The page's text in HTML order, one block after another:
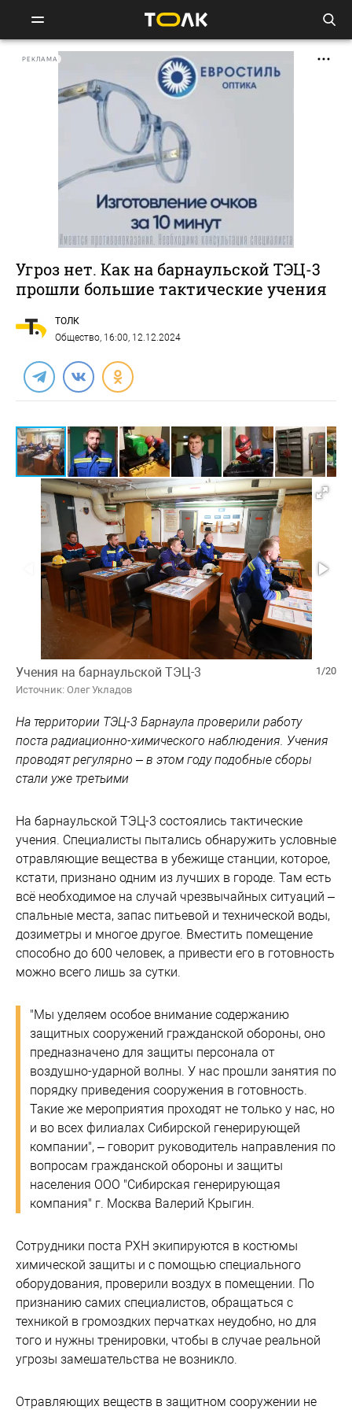
РЕКЛАМА
Угроз нет. Как на барнаульской ТЭЦ-3
прошли большие тактические учения
ТОЛК
Общество, 16:00, 12.12.2024
1/20
Учения на барнаульской ТЭЦ-3
Источник: Олег Укладов
На территории ТЭЦ-3 Барнаула проверили работу
поста радиационно-химического наблюдения. Учения
проводят регулярно – в этом году подобные сборы
стали уже третьими
На барнаульской ТЭЦ-3 состоялись тактические
учения. Специалисты пытались обнаружить условные
отравляющие вещества в убежище станции, которое,
кстати, признано одним из лучших в городе. Там есть
всё необходимое на случай чрезвычайных ситуаций –
спальные места, запас питьевой и технической воды,
дозиметры и многое другое. Вместить помещение
способно до 600 человек, а привести его в готовность
можно всего лишь за сутки.
"Мы уделяем особое внимание содержанию
защитных сооружений гражданской обороны, оно
предназначено для защиты персонала от
воздушно-ударной волны. У нас прошли занятия по
порядку приведения сооружения в готовность.
Такие же мероприятия проходят не только у нас, но
и во всех филиалах Сибирской генерирующей
компании", – говорит руководитель направления по
вопросам гражданской обороны и защиты
населения ООО "Сибирская генерирующая
компания" г. Москва Валерий Крыгин.
Сотрудники поста РХН экипируются в костюмы
химической защиты и с помощью специального
оборудования, проверили воздух в помещении. По
признанию самих специалистов, обращаться с
техникой в громоздких перчатках неудобно, но для
того и нужны тренировки, чтобы в случае реальной
угрозы замешательства не возникло.
Отравляющих веществ в защитном сооружении не